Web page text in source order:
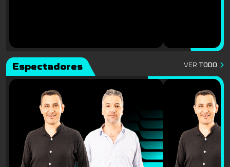
Espectadores VER TODO